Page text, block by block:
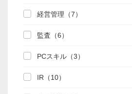
セミナー
経営管理（7）
監査（6）
PCスキル（3）
IR（10）